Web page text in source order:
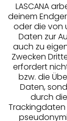
Services
Beratung
LASCANA
deinem
oder die von
Daten zur
auch zu
Zwecken
erfordert
bzw. die
Daten,
durch